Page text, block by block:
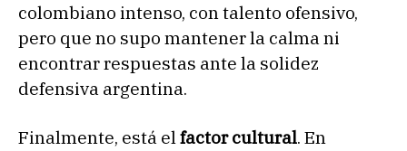
colombiano intenso, con talento ofensivo,
pero que no supo mantener la calma ni
encontrar respuestas ante la solidez
defensiva argentina.
Finalmente, está elfactor cultural. En